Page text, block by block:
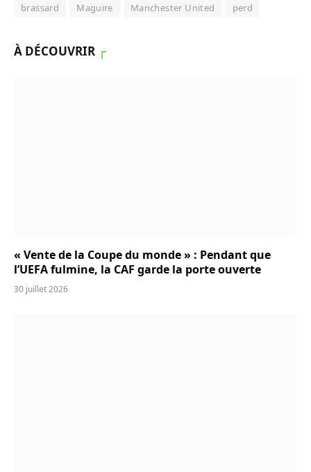
brassard Maguire Manchester United perd
À DÉCOUVRIR ┌
« Vente de la Coupe du monde » : Pendant que
l’UEFA fulmine, la CAF garde la porte ouverte
30 juillet 2026